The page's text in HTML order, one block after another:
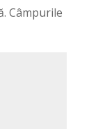
Câmpurile